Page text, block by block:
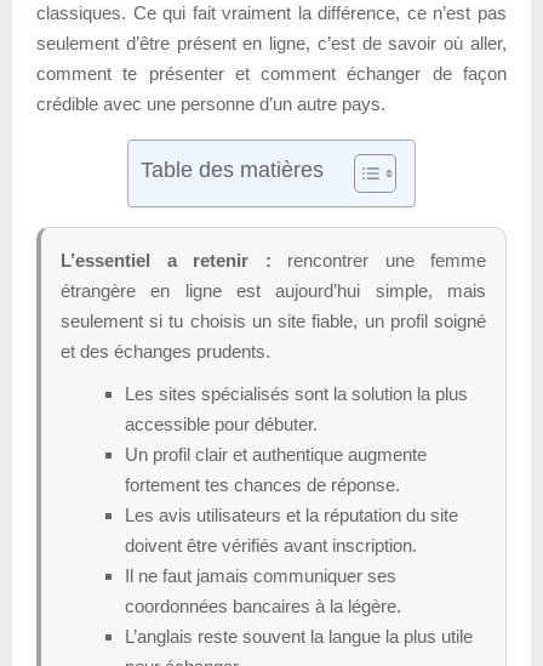
classiques. Ce qui fait vraiment la différence, ce n’est pas
seulement d’être présent en ligne, c’est de savoir où aller,
comment te présenter et comment échanger de façon
crédible avec une personne d’un autre pays.
Table des matières
L’essentiel a retenir : rencontrer une femme
étrangère en ligne est aujourd’hui simple, mais
seulement si tu choisis un site fiable, un profil soigné
et des échanges prudents.
Les sites spécialisés sont la solution la plus
accessible pour débuter.
Un profil clair et authentique augmente
fortement tes chances de réponse.
Les avis utilisateurs et la réputation du site
doivent être vérifiés avant inscription.
Il ne faut jamais communiquer ses
coordonnées bancaires à la légère.
L’anglais reste souvent la langue la plus utile